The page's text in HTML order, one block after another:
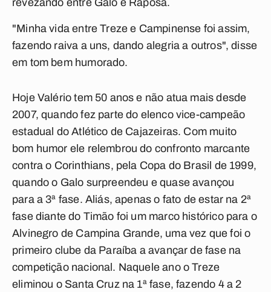
revezando entre Galo e Raposa.
"Minha vida entre Treze e Campinense foi assim,
fazendo raiva a uns, dando alegria a outros", disse
em tom bem humorado.
Hoje Valério tem 50 anos e não atua mais desde
2007, quando fez parte do elenco vice-campeão
estadual do Atlético de Cajazeiras. Com muito
bom humor ele relembrou do confronto marcante
contra o Corinthians, pela Copa do Brasil de 1999,
quando o Galo surpreendeu e quase avançou
para a 3ª fase. Aliás, apenas o fato de estar na 2ª
fase diante do Timão foi um marco histórico para o
Alvinegro de Campina Grande, uma vez que foi o
primeiro clube da Paraíba a avançar de fase na
competição nacional. Naquele ano o Treze
eliminou o Santa Cruz na 1ª fase, fazendo 4 a 2